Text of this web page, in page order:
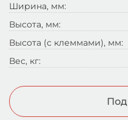
Ширина, мм:
Высота, мм:
Высота (с клеммами), мм:
Вес, кг: